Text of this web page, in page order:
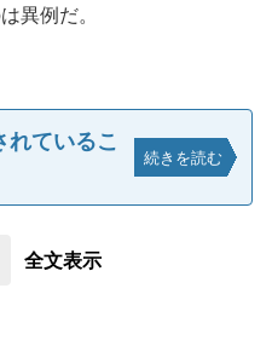
異例だ。
れているこ
続きを読む
全文表示